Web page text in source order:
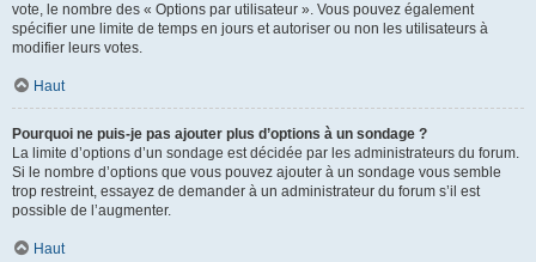
vote, le nombre des « Options par utilisateur ». Vous pouvez également
spécifier une limite de temps en jours et autoriser ou non les utilisateurs à
modifier leurs votes.
Haut
Pourquoi ne puis-je pas ajouter plus d’options à un sondage ?
La limite d’options d’un sondage est décidée par les administrateurs du forum.
Si le nombre d’options que vous pouvez ajouter à un sondage vous semble
trop restreint, essayez de demander à un administrateur du forum s’il est
possible de l’augmenter.
Haut